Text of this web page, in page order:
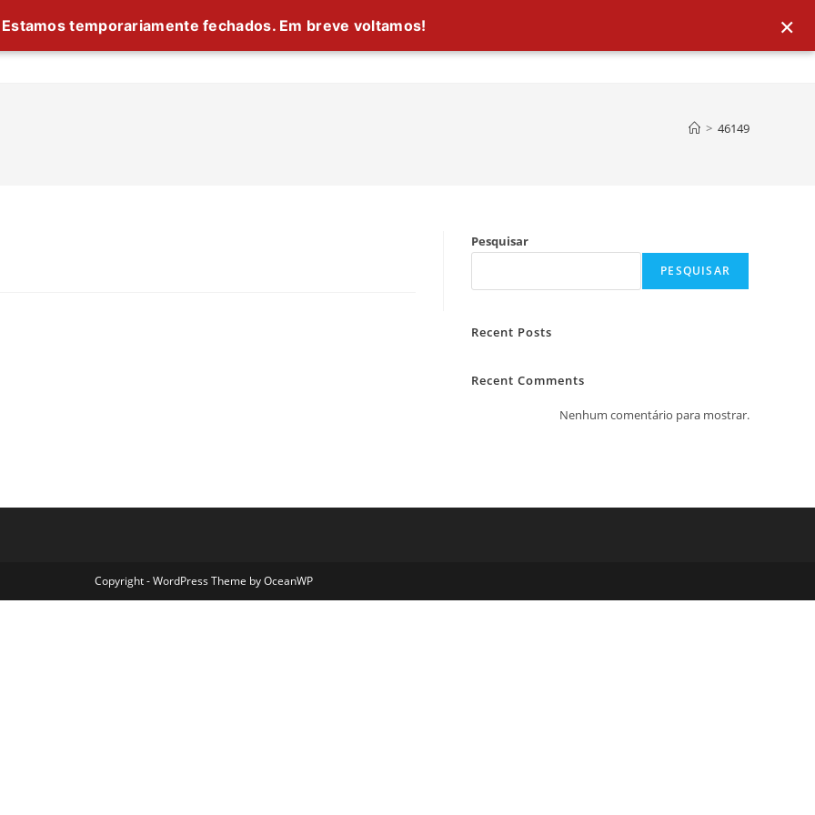
> 46149
Pesquisar
PESQUISAR
Recent Posts
Recent Comments
Nenhum comentário para mostrar.
Copyright - WordPress Theme by OceanWP
×
Estamos temporariamente fechados. Em breve voltamos!